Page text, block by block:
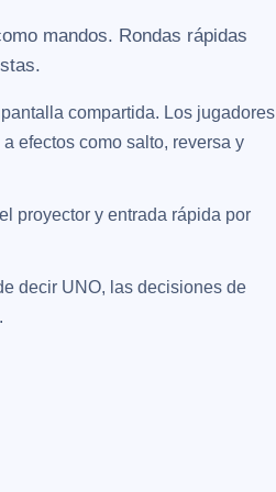
mandos. Rondas rápidas
compartida. Los jugadores
efectos como salto, reversa y
proyector y entrada rápida por
decir UNO, las decisiones de